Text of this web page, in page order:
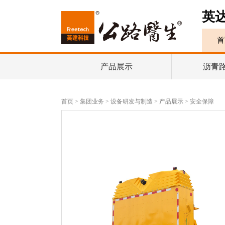
英
产品展示 沥青
首页 > 集团业务 > 设备研发与制造 > 产品展示 > 安全保障